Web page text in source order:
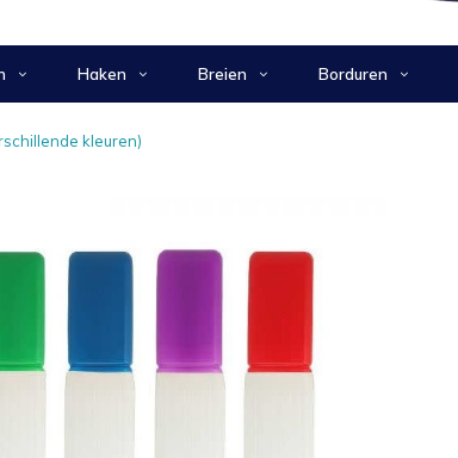
Haken Breien Borduren
kleuren)